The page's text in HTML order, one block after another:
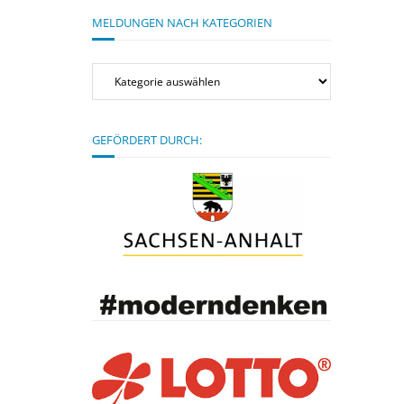
MELDUNGEN NACH KATEGORIEN
Meldungen
Kategorien
GEFÖRDERT DURCH: